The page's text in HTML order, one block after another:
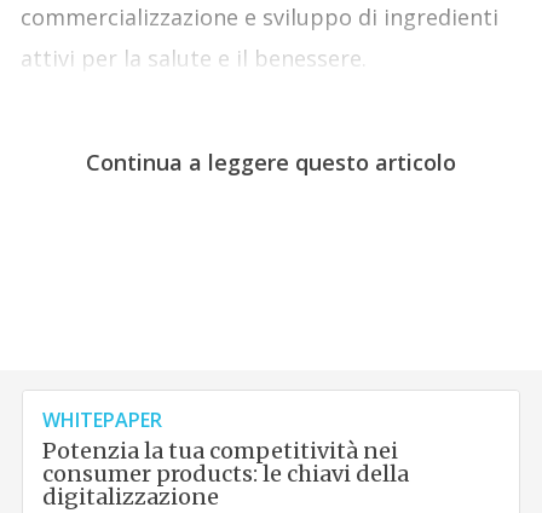
commercializzazione e sviluppo di ingredienti
attivi per la salute e il benessere.
Continua a leggere questo articolo
WHITEPAPER
Potenzia la tua competitività nei
consumer products: le chiavi della
digitalizzazione